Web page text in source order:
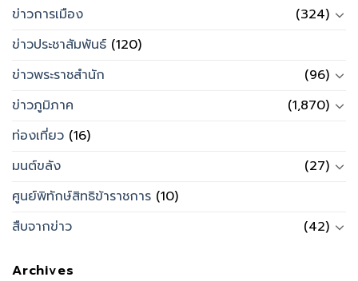
ข่าวการเมือง
(324)
ข่าวประชาสัมพันธ์ (120)
ข่าวพระราชสำนัก
(96)
ข่าวภูมิภาค
(1,870)
ท่องเที่ยว (16)
มนต์ขลัง
(27)
ศูนย์พิทักษ์สิทธิข้าราชการ (10)
สืบจากข่าว
(42)
Archives